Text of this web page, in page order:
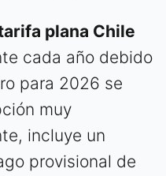
plana Chile
cada año debido
para 2026 se
muy
incluye un
provisional de